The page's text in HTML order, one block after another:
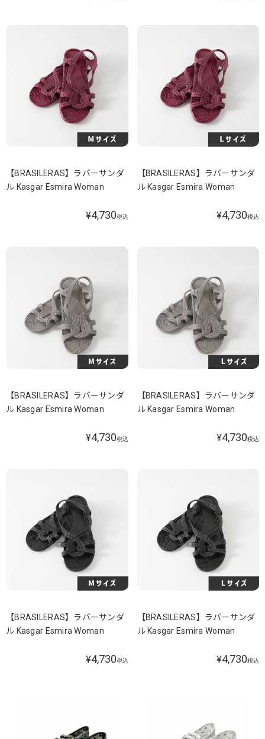
【BRASILERAS】ラバーサンダ
ル Kasgar Esmira Woman
¥4,730税込
【BRASILERAS】ラバーサンダ
ル Kasgar Esmira Woman
¥4,730税込
【BRASILERAS】ラバーサンダ
ル Kasgar Esmira Woman
¥4,730税込
【BRASILERAS】ラバーサンダ
ル Kasgar Esmira Woman
¥4,730税込
【BRASILERAS】ラバーサンダ
ル Kasgar Esmira Woman
¥4,730税込
【BRASILERAS】ラバーサンダ
ル Kasgar Esmira Woman
¥4,730税込